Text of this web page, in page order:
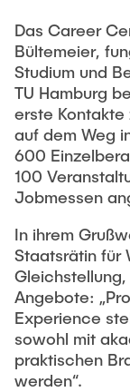
Das Career
Bültemeier,
Studium und
TU Hamburg
erste Kontakte
auf dem Weg
600
100
Jobmessen
In ihrem
Staatsrätin für
Angebote:
Experience
sowohl mit
praktischen
werden“.